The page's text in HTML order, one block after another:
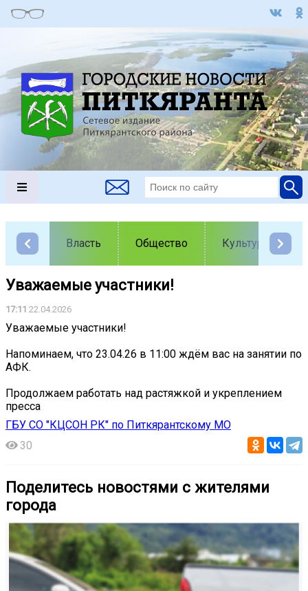
Власть Общество Культура
Уважаемые участники! ️
17:11 22.04.2026
Уважаемые участники! ️
Напоминаем, что 23.04.26 в 11:00 ждём вас на занятии по
АФК.
Продолжаем работать над растяжкой и укреплением
пресса
ГБУ СО "КЦСОН РК" по Питкярантскому МО
30
Поделитесь новостями с жителями
города